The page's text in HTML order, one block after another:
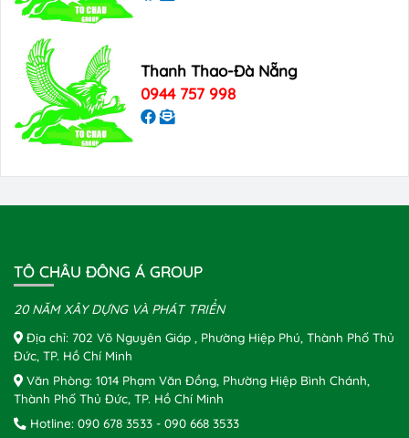
Thanh Thao-Đà Nẵng
0944 757 998
TÔ CHÂU ĐÔNG Á GROUP
20 NĂM XÂY DỰNG VÀ PHÁT TRIỂN
Địa chỉ: 702 Võ Nguyên Giáp , Phường Hiệp Phú, Thành Phố Thủ
Đức, TP. Hồ Chí Minh
Văn Phòng: 1014 Phạm Văn Đồng, Phường Hiệp Bình Chánh,
Thành Phố Thủ Đức, TP. Hồ Chí Minh
Hotline: 090 678 3533 - 090 668 3533